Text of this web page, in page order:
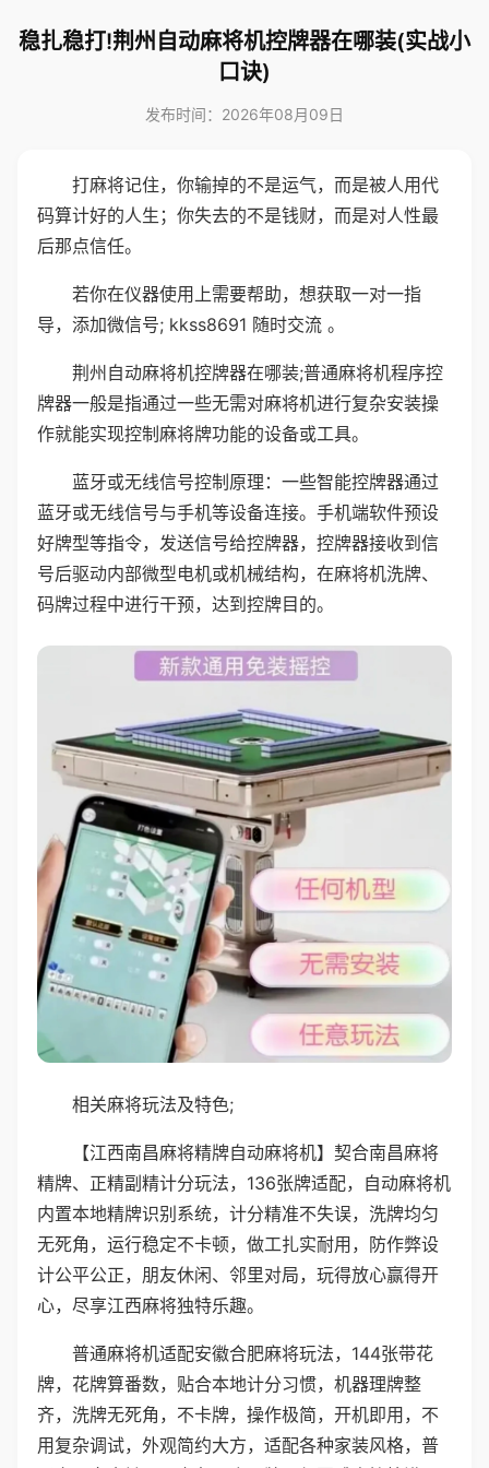
稳扎稳打!荆州自动麻将机控牌器在哪装(实战小
口诀)
发布时间：2026年08月09日
打麻将记住，你输掉的不是运气，而是被人用代
码算计好的人生；你失去的不是钱财，而是对人性最
后那点信任。
若你在仪器使用上需要帮助，想获取一对一指
导，添加微信号; kkss8691 随时交流 。
荆州自动麻将机控牌器在哪装;普通麻将机程序控
牌器一般是指通过一些无需对麻将机进行复杂安装操
作就能实现控制麻将牌功能的设备或工具。
蓝牙或无线信号控制原理：一些智能控牌器通过
蓝牙或无线信号与手机等设备连接。手机端软件预设
好牌型等指令，发送信号给控牌器，控牌器接收到信
号后驱动内部微型电机或机械结构，在麻将机洗牌、
码牌过程中进行干预，达到控牌目的。
相关麻将玩法及特色;
【江西南昌麻将精牌自动麻将机】契合南昌麻将
精牌、正精副精计分玩法，136张牌适配，自动麻将机
内置本地精牌识别系统，计分精准不失误，洗牌均匀
无死角，运行稳定不卡顿，做工扎实耐用，防作弊设
计公平公正，朋友休闲、邻里对局，玩得放心赢得开
心，尽享江西麻将独特乐趣。
普通麻将机适配安徽合肥麻将玩法，144张带花
牌，花牌算番数，贴合本地计分习惯，机器理牌整
齐，洗牌无死角，不卡牌，操作极简，开机即用，不
用复杂调试，外观简约大方，适配各种家装风格，普